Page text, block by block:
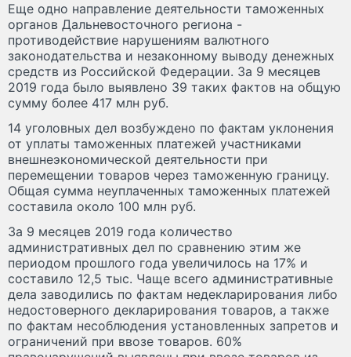
Еще одно направление деятельности таможенных
органов Дальневосточного региона -
противодействие нарушениям валютного
законодательства и незаконному выводу денежных
средств из Российской Федерации. За 9 месяцев
2019 года было выявлено 39 таких фактов на общую
сумму более 417 млн руб.
14 уголовных дел возбуждено по фактам уклонения
от уплаты таможенных платежей участниками
внешнеэкономической деятельности при
перемещении товаров через таможенную границу.
Общая сумма неуплаченных таможенных платежей
составила около 100 млн руб.
За 9 месяцев 2019 года количество
административных дел по сравнению этим же
периодом прошлого года увеличилось на 17% и
составило 12,5 тыс. Чаще всего административные
дела заводились по фактам недекларирования либо
недостоверного декларирования товаров, а также
по фактам несоблюдения установленных запретов и
ограничений при ввозе товаров. 60%